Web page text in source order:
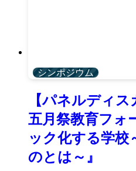
シンポジウム
【パネルディス
五月祭教育フォ
ック化する学校
のとは～』